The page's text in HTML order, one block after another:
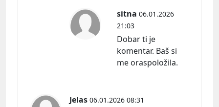
sitna 06.01.2026
21:03
Dobar ti je
komentar. Baš si
me oraspoložila.
Jelas 06.01.2026 08:31